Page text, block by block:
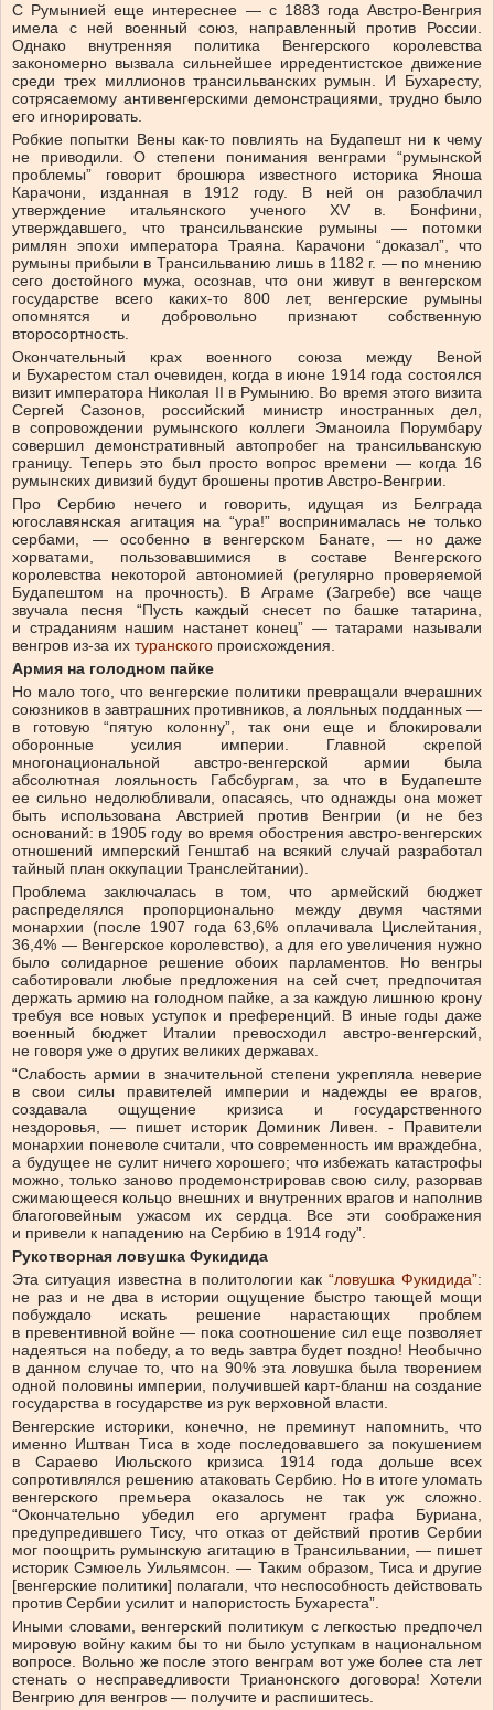
С Румынией еще интереснее — с 1883 года Австро-Венгрия
имела с ней военный союз, направленный против России.
Однако внутренняя политика Венгерского королевства
закономерно вызвала сильнейшее ирредентистское движение
среди трех миллионов трансильванских румын. И Бухаресту,
сотрясаемому антивенгерскими демонстрациями, трудно было
его игнорировать.
Робкие попытки Вены как-то повлиять на Будапешт ни к чему
не приводили. О степени понимания венграми “румынской
проблемы” говорит брошюра известного историка Яноша
Карачони, изданная в 1912 году. В ней он разоблачил
утверждение итальянского ученого XV в. Бонфини,
утверждавшего, что трансильванские румыны — потомки
римлян эпохи императора Траяна. Карачони “доказал”, что
румыны прибыли в Трансильванию лишь в 1182 г. — по мнению
сего достойного мужа, осознав, что они живут в венгерском
государстве всего каких-то 800 лет, венгерские румыны
опомнятся и добровольно признают собственную
второсортность.
Окончательный крах военного союза между Веной
и Бухарестом стал очевиден, когда в июне 1914 года состоялся
визит императора Николая II в Румынию. Во время этого визита
Сергей Сазонов, российский министр иностранных дел,
в сопровождении румынского коллеги Эманоила Порумбару
совершил демонстративный автопробег на трансильванскую
границу. Теперь это был просто вопрос времени — когда 16
румынских дивизий будут брошены против Австро-Венгрии.
Про Сербию нечего и говорить, идущая из Белграда
югославянская агитация на “ура!” воспринималась не только
сербами, — особенно в венгерском Банате, — но даже
хорватами, пользовавшимися в составе Венгерского
королевства некоторой автономией (регулярно проверяемой
Будапештом на прочность). В Аграме (Загребе) все чаще
звучала песня “Пусть каждый снесет по башке татарина,
и страданиям нашим настанет конец” — татарами называли
венгров из-за их туранского происхождения.
Армия на голодном пайке
Но мало того, что венгерские политики превращали вчерашних
союзников в завтрашних противников, а лояльных подданных —
в готовую “пятую колонну”, так они еще и блокировали
оборонные усилия империи. Главной скрепой
многонациональной австро-венгерской армии была
абсолютная лояльность Габсбургам, за что в Будапеште
ее сильно недолюбливали, опасаясь, что однажды она может
быть использована Австрией против Венгрии (и не без
оснований: в 1905 году во время обострения австро-венгерских
отношений имперский Генштаб на всякий случай разработал
тайный план оккупации Транслейтании).
Проблема заключалась в том, что армейский бюджет
распределялся пропорционально между двумя частями
монархии (после 1907 года 63,6% оплачивала Цислейтания,
36,4% — Венгерское королевство), а для его увеличения нужно
было солидарное решение обоих парламентов. Но венгры
саботировали любые предложения на сей счет, предпочитая
держать армию на голодном пайке, а за каждую лишнюю крону
требуя все новых уступок и преференций. В иные годы даже
военный бюджет Италии превосходил австро-венгерский,
не говоря уже о других великих державах.
“Слабость армии в значительной степени укрепляла неверие
в свои силы правителей империи и надежды ее врагов,
создавала ощущение кризиса и государственного
нездоровья, — пишет историк Доминик Ливен. - Правители
монархии поневоле считали, что современность им враждебна,
а будущее не сулит ничего хорошего; что избежать катастрофы
можно, только заново продемонстрировав свою силу, разорвав
сжимающееся кольцо внешних и внутренних врагов и наполнив
благоговейным ужасом их сердца. Все эти соображения
и привели к нападению на Сербию в 1914 году”.
Рукотворная ловушка Фукидида
Эта ситуация известна в политологии как“ловушка Фукидида”:
не раз и не два в истории ощущение быстро тающей мощи
побуждало искать решение нарастающих проблем
в превентивной войне — пока соотношение сил еще позволяет
надеяться на победу, а то ведь завтра будет поздно! Необычно
в данном случае то, что на 90% эта ловушка была творением
одной половины империи, получившей карт-бланш на создание
государства в государстве из рук верховной власти.
Венгерские историки, конечно, не преминут напомнить, что
именно Иштван Тиса в ходе последовавшего за покушением
в Сараево Июльского кризиса 1914 года дольше всех
сопротивлялся решению атаковать Сербию. Но в итоге уломать
венгерского премьера оказалось не так уж сложно.
“Окончательно убедил его аргумент графа Буриана,
предупредившего Тису, что отказ от действий против Сербии
мог поощрить румынскую агитацию в Трансильвании, — пишет
историк Сэмюель Уильямсон. — Таким образом, Тиса и другие
[венгерские политики] полагали, что неспособность действовать
против Сербии усилит и напористость Бухареста”.
Иными словами, венгерский политикум с легкостью предпочел
мировую войну каким бы то ни было уступкам в национальном
вопросе. Вольно же после этого венграм вот уже более ста лет
стенать о несправедливости Трианонского договора! Хотели
Венгрию для венгров — получите и распишитесь.